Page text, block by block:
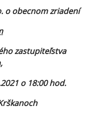
o obecnom zriadení
zastupiteľstva
o 18:00 hod.